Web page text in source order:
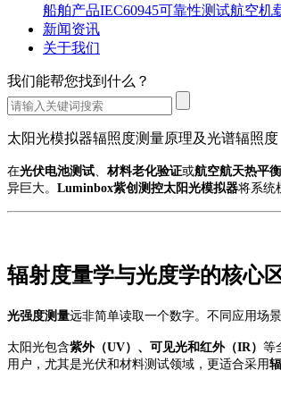
船舶产品IEC60945可靠性测试航空机
新闻资讯
关于我们
我们能帮您找到什么？
太阳光模拟器辐照度测量原理及光谱辐照度
在光伏电池测试、 材料老化验证或航空航天热平
异巨大。 Luminbox紫创测控太阳光模拟器将系统
辐射度量学与光度学的核心
光强度测量远非简单读取一个数字。不同应用场
太阳光包含紫外（UV）、可见光和红外（IR） 等
用户，尤其是光伏和材料测试领域，更适合采用